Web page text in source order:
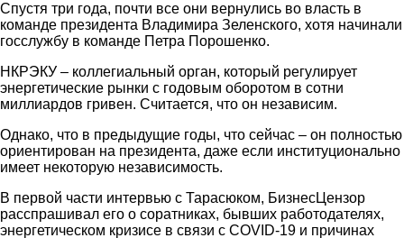
Спустя три года, почти все они вернулись во власть в
команде президента Владимира Зеленского, хотя начинали
госслужбу в команде Петра Порошенко.
НКРЭКУ – коллегиальный орган, который регулирует
энергетические рынки с годовым оборотом в сотни
миллиардов гривен. Считается, что он независим.
Однако, что в предыдущие годы, что сейчас – он полностью
ориентирован на президента, даже если институционально
имеет некоторую независимость.
В первой части интервью с Тарасюком, БизнесЦензор
расспрашивал его о соратниках, бывших работодателях,
энергетическом кризисе в связи с COVID-19 и причинах